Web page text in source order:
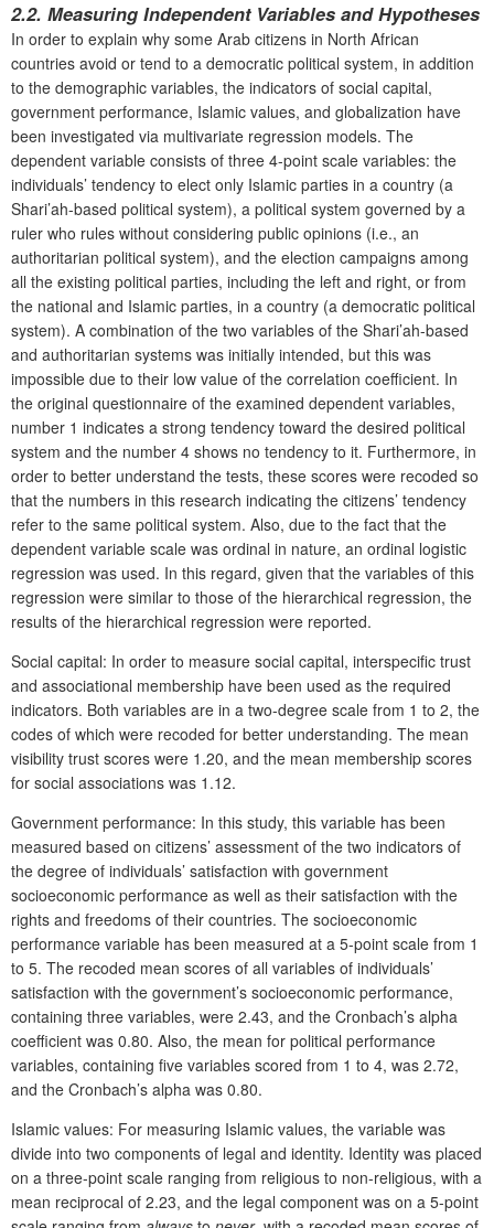
2.2. Measuring Independent Variables and Hypotheses
In order to explain why some Arab citizens in North African
countries avoid or tend to a democratic political system, in addition
to the demographic variables, the indicators of social capital,
government performance, Islamic values, and globalization have
been investigated via multivariate regression models. The
dependent variable consists of three 4-point scale variables: the
individuals’ tendency to elect only Islamic parties in a country (a
Shari’ah-based political system), a political system governed by a
ruler who rules without considering public opinions (i.e., an
authoritarian political system), and the election campaigns among
all the existing political parties, including the left and right, or from
the national and Islamic parties, in a country (a democratic political
system). A combination of the two variables of the Shari’ah-based
and authoritarian systems was initially intended, but this was
impossible due to their low value of the correlation coefficient. In
the original questionnaire of the examined dependent variables,
number 1 indicates a strong tendency toward the desired political
system and the number 4 shows no tendency to it. Furthermore, in
order to better understand the tests, these scores were recoded so
that the numbers in this research indicating the citizens’ tendency
refer to the same political system. Also, due to the fact that the
dependent variable scale was ordinal in nature, an ordinal logistic
regression was used. In this regard, given that the variables of this
regression were similar to those of the hierarchical regression, the
results of the hierarchical regression were reported.
Social capital: In order to measure social capital, interspecific trust
and associational membership have been used as the required
indicators. Both variables are in a two-degree scale from 1 to 2, the
codes of which were recoded for better understanding. The mean
visibility trust scores were 1.20, and the mean membership scores
for social associations was 1.12.
Government performance: In this study, this variable has been
measured based on citizens’ assessment of the two indicators of
the degree of individuals’ satisfaction with government
socioeconomic performance as well as their satisfaction with the
rights and freedoms of their countries. The socioeconomic
performance variable has been measured at a 5-point scale from 1
to 5. The recoded mean scores of all variables of individuals’
satisfaction with the government’s socioeconomic performance,
containing three variables, were 2.43, and the Cronbach’s alpha
coefficient was 0.80. Also, the mean for political performance
variables, containing five variables scored from 1 to 4, was 2.72,
and the Cronbach’s alpha was 0.80.
Islamic values: For measuring Islamic values, the variable was
divide into two components of legal and identity. Identity was placed
on a three-point scale ranging from religious to non-religious, with a
mean reciprocal of 2.23, and the legal component was on a 5-point